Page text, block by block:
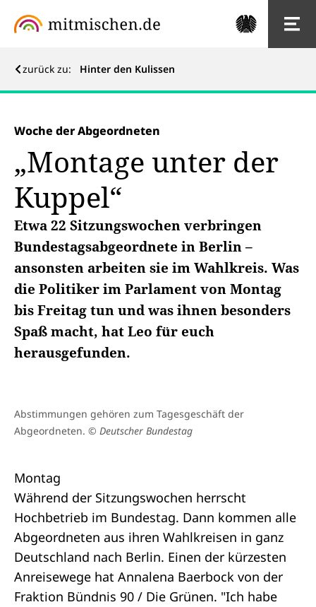
zurück zu: Hinter den Kulissen
Woche der Abgeordneten
„Montage unter der
Kuppel“
Etwa 22 Sitzungswochen verbringen
Bundestagsabgeordnete in Berlin –
ansonsten arbeiten sie im Wahlkreis. Was
die Politiker im Parlament von Montag
bis Freitag tun und was ihnen besonders
Spaß macht, hat Leo für euch
herausgefunden.
Abstimmungen gehören zum Tagesgeschäft der
Abgeordneten. © Deutscher Bundestag
Montag
Während der Sitzungswochen herrscht
Hochbetrieb im Bundestag. Dann kommen alle
Abgeordneten aus ihren Wahlkreisen in ganz
Deutschland nach Berlin. Einen der kürzesten
Anreisewege hat Annalena Baerbock von der
Fraktion Bündnis 90 / Die Grünen. "Ich habe